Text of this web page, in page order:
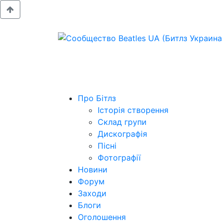
Про Бітлз
Історія створення
Склад групи
Дискографія
Пісні
Фотографії
Новини
Форум
Заходи
Блоги
Оголошення